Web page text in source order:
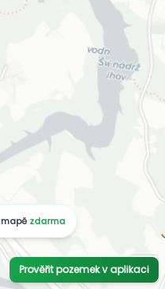
zdarma
Prověřit pozemek v aplikaci
i